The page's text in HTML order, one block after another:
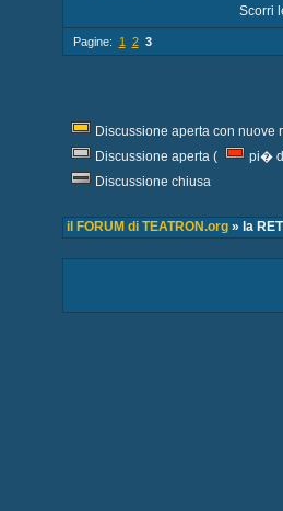
Scorri
Pagine: 1 2 3
Discussione aperta con nuove
Discussione aperta (
pi�
Discussione chiusa
il FORUM di TEATRON.org» la